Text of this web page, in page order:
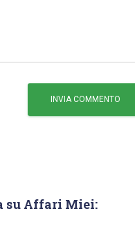
su Affari Miei: